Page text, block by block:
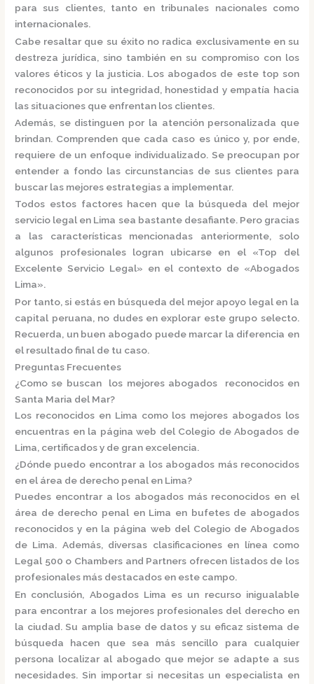
para sus clientes, tanto en tribunales nacionales como
internacionales.
Cabe resaltar que su éxito no radica exclusivamente en su
destreza jurídica, sino también en su compromiso con los
valores éticos y la justicia. Los abogados de este top son
reconocidos por su integridad, honestidad y empatía hacia
las situaciones que enfrentan los clientes.
Además, se distinguen por la atención personalizada que
brindan. Comprenden que cada caso es único y, por ende,
requiere de un enfoque individualizado. Se preocupan por
entender a fondo las circunstancias de sus clientes para
buscar las mejores estrategias a implementar.
Todos estos factores hacen que la búsqueda del mejor
servicio legal en Lima sea bastante desafiante. Pero gracias
a las características mencionadas anteriormente, solo
algunos profesionales logran ubicarse en el «Top del
Excelente Servicio Legal» en el contexto de «Abogados
Lima».
Por tanto, si estás en búsqueda del mejor apoyo legal en la
capital peruana, no dudes en explorar este grupo selecto.
Recuerda, un buen abogado puede marcar la diferencia en
el resultado final de tu caso.
Preguntas Frecuentes
¿Como se buscan los mejores abogados reconocidos en
Santa Maria del Mar?
Los reconocidos en Lima como los mejores abogados los
encuentras en la página web del Colegio de Abogados de
Lima, certificados y de gran excelencia.
¿Dónde puedo encontrar a los abogados más reconocidos
en el área de derecho penal en Lima?
Puedes encontrar a los abogados más reconocidos en el
área de derecho penal en Lima en bufetes de abogados
reconocidos y en la página web del Colegio de Abogados
de Lima. Además, diversas clasificaciones en línea como
Legal 500 o Chambers and Partners ofrecen listados de los
profesionales más destacados en este campo.
En conclusión, Abogados Lima es un recurso inigualable
para encontrar a los mejores profesionales del derecho en
la ciudad. Su amplia base de datos y su eficaz sistema de
búsqueda hacen que sea más sencillo para cualquier
persona localizar al abogado que mejor se adapte a sus
necesidades. Sin importar si necesitas un especialista en